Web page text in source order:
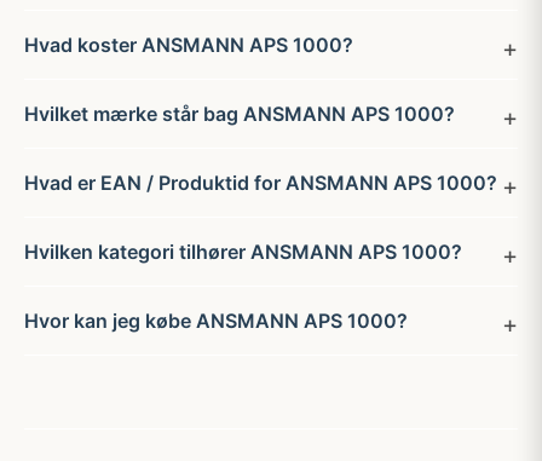
Hvad koster ANSMANN APS 1000?
Hvilket mærke står bag ANSMANN APS 1000?
Hvad er EAN / Produktid for ANSMANN APS 1000?
Hvilken kategori tilhører ANSMANN APS 1000?
Hvor kan jeg købe ANSMANN APS 1000?